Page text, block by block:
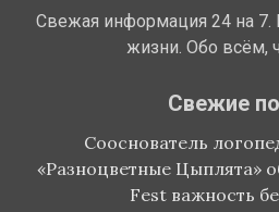
Свежая информация 24 на 7.
жизни. Обо всём,
Свежие
Сооснователь
«Разноцветные Цыплята»
Fest важность